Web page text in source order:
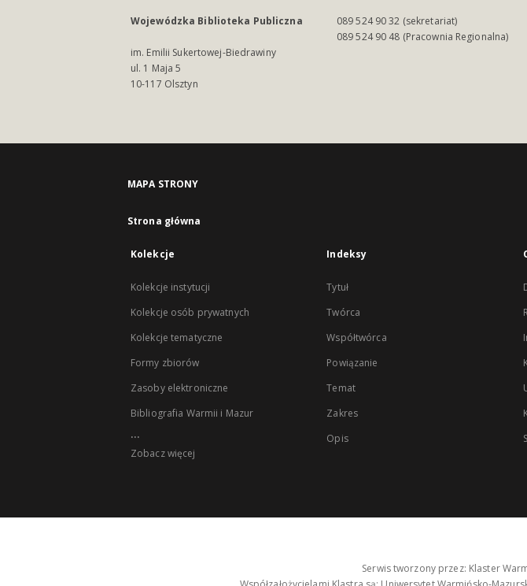
Wojewódzka Biblioteka Publiczna
im. Emilii Sukertowej-Biedrawiny
ul. 1 Maja 5
10-117 Olsztyn
089 524 90 32 (sekretariat)
089 524 90 48 (Pracownia Regionalna)
MAPA STRONY
Strona główna
Kolekcje
Kolekcje instytucji
Kolekcje osób prywatnych
Kolekcje tematyczne
Formy zbiorów
Zasoby elektroniczne
Bibliografia Warmii i Mazur
...
Zobacz więcej
Indeksy
Tytuł
Twórca
Współtwórca
Powiązanie
Temat
Zakres
Opis
Serwis tworzony przez: Klaster